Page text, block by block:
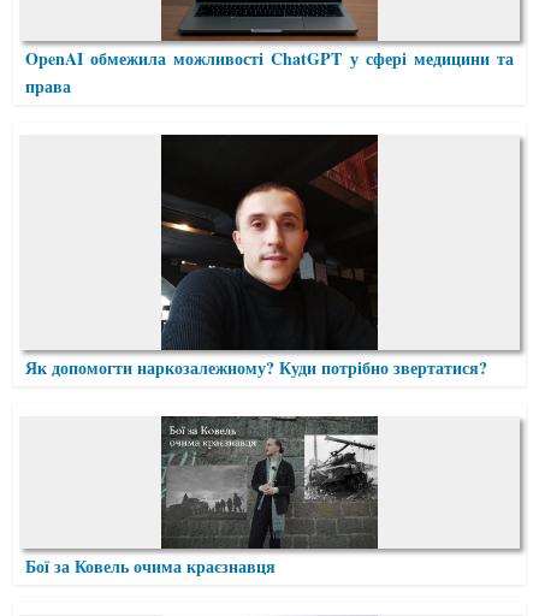
OpenAI обмежила можливості ChatGPT у сфері медицини та
права
Як допомогти наркозалежному? Куди потрібно звертатися?
Бої за Ковель очима краєзнавця